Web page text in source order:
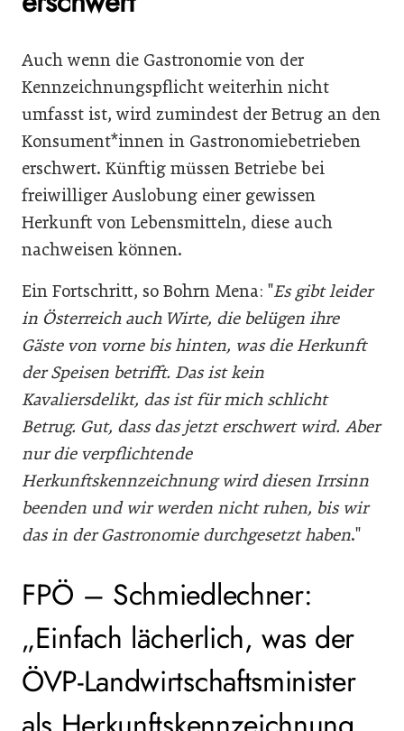
Auch wenn die Gastronomie von der
Kennzeichnungspflicht weiterhin nicht
umfasst ist, wird zumindest der Betrug an den
Konsument*innen in Gastronomiebetrieben
erschwert. Künftig müssen Betriebe bei
freiwilliger Auslobung einer gewissen
Herkunft von Lebensmitteln, diese auch
nachweisen können.
Ein Fortschritt, so Bohrn Mena: Es gibt leider
in Österreich auch Wirte, die belügen ihre
Gäste von vorne bis hinten, was die Herkunft
der Speisen betrifft. Das ist kein
Kavaliersdelikt, das ist für mich schlicht
Betrug. Gut, dass das jetzt erschwert wird. Aber
nur die verpflichtende
Herkunftskennzeichnung wird diesen Irrsinn
beenden und wir werden nicht ruhen, bis wir
das in der Gastronomie durchgesetzt haben.
FPÖ – Schmiedlechner:
„Einfach lächerlich, was der
ÖVP-Landwirtschaftsminister